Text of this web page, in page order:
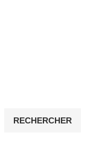
RECHERCHER